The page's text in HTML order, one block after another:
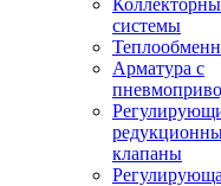
системы
Арматура с
клапаны